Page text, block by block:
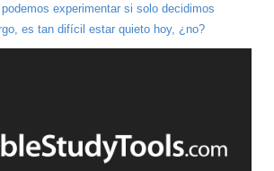
experimentar si solo decidimos
es tan difícil estar quieto hoy, ¿no?